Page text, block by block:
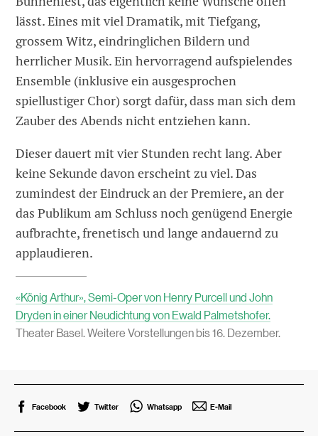
lässt. Eines mit viel Dramatik, mit Tiefgang,
grossem Witz, eindringlichen Bildern und
herrlicher Musik. Ein hervorragend aufspielendes
Ensemble (inklusive ein ausgesprochen
spiellustiger Chor) sorgt dafür, dass man sich dem
Zauber des Abends nicht entziehen kann.
Dieser dauert mit vier Stunden recht lang. Aber
keine Sekunde davon erscheint zu viel. Das
zumindest der Eindruck an der Premiere, an der
das Publikum am Schluss noch genügend Energie
aufbrachte, frenetisch und lange andauernd zu
applaudieren.
«König Arthur», Semi-Oper von Henry Purcell und John
Dryden in einer Neudichtung von Ewald Palmetshofer.
Theater Basel. Weitere Vorstellungen bis 16. Dezember.
Facebook Twitter Whatsapp E-Mail